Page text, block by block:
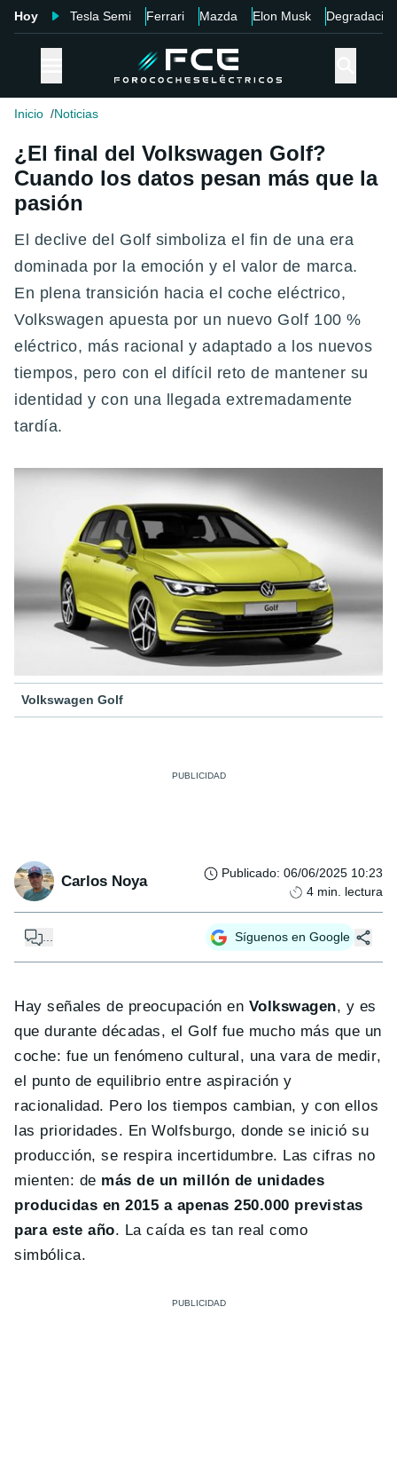
Hoy Tesla Semi Ferrari Mazda Elon Musk Degradación
Inicio Noticias
¿El final del Volkswagen Golf?
Cuando los datos pesan más que la
pasión
El declive del Golf simboliza el fin de una era
dominada por la emoción y el valor de marca.
En plena transición hacia el coche eléctrico,
Volkswagen apuesta por un nuevo Golf 100 %
eléctrico, más racional y adaptado a los nuevos
tiempos, pero con el difícil reto de mantener su
identidad y con una llegada extremadamente
tardía.
Volkswagen Golf
Carlos Noya Publicado: 06/06/2025 10:23
4 min. lectura
... Síguenos en Google
Hay señales de preocupación en Volkswagen, y es
que durante décadas, el Golf fue mucho más que un
coche: fue un fenómeno cultural, una vara de medir,
el punto de equilibrio entre aspiración y
racionalidad. Pero los tiempos cambian, y con ellos
las prioridades. En Wolfsburgo, donde se inició su
producción, se respira incertidumbre. Las cifras no
mienten: de más de un millón de unidades
producidas en 2015 a apenas 250.000 previstas
para este año. La caída es tan real como
simbólica.